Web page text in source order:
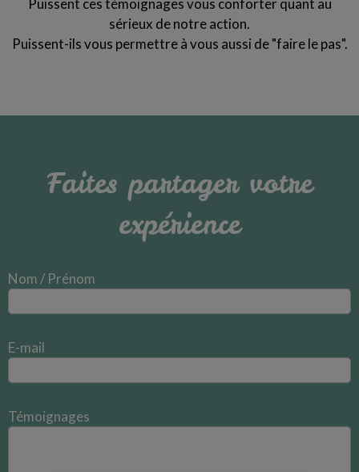
Puissent ces témoignages vous conforter quant au
sérieux de notre action.
Puissent-ils vous permettre à vous aussi de "faire le pas".
Faites partager votre
expérience
Nom / Prénom
E-mail
Témoignages